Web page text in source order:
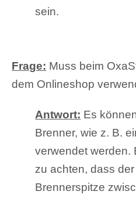
sein.
Frage: Muss beim
dem Onlineshop
Antwort: Es
Brenner, wie z. B.
verwendet werden.
zu achten, dass
Brennerspitze